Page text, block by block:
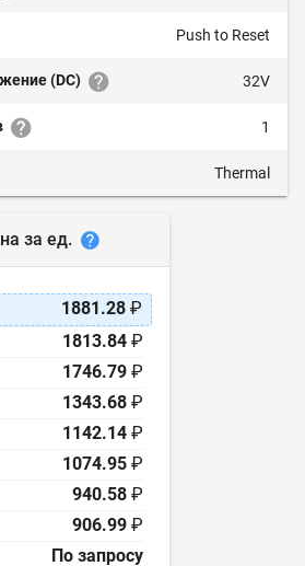
Push to Reset
(DC) 32V
1
Thermal
за ед.
1881.28 ₽
1813.84 ₽
1746.79 ₽
1343.68 ₽
1142.14 ₽
1074.95 ₽
940.58 ₽
906.99 ₽
По запросу